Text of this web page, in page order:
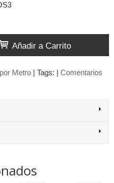
Añadir a Carrito
Metro | Tags: | Comentarios